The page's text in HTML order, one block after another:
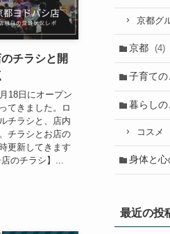
チラシと開
18日にオープン
てきました。ロ
チラシと、店内
チラシとお店の
更新してきます
のチラシ】...
京都グ
京都 (4)
子育ての
暮らしの
コスメ
身体と心
最近の投